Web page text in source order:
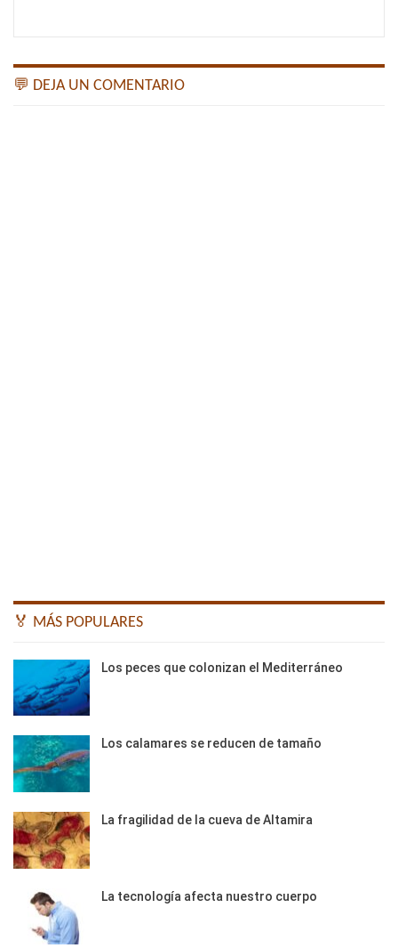
💬 DEJA UN COMENTARIO
🏅 MÁS POPULARES
Los peces que colonizan el Mediterráneo
Los calamares se reducen de tamaño
La fragilidad de la cueva de Altamira
La tecnología afecta nuestro cuerpo